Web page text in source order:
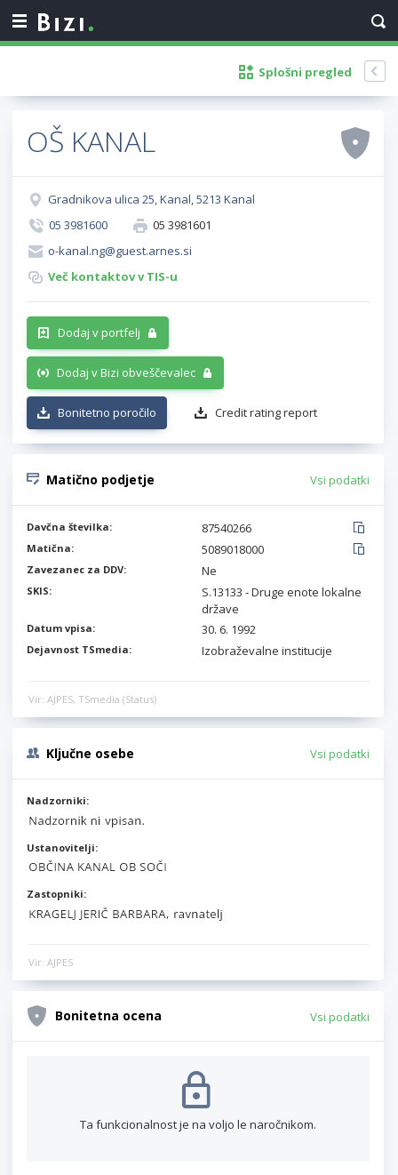
Splošni pregled
OŠ KANAL
Gradnikova ulica 25, Kanal, 5213 Kanal
05 3981600
05 3981601
o-kanal.ng@guest.arnes.si
Več kontaktov v TIS-u
Dodaj v portfelj
Dodaj v Bizi obveščevalec
Bonitetno poročilo Credit rating report
Matično podjetje Vsi podatki
Davčna številka: 87540266
Matična: 5089018000
Zavezanec za DDV: Ne
SKIS:
S.13133 - Druge enote lokalne
države
Datum vpisa: 30. 6. 1992
Dejavnost TSmedia: Izobraževalne institucije
Vir: AJPES, TSmedia (Status)
Ključne osebe Vsi podatki
Nadzorniki:
Ustanovitelji:
Zastopniki:
Vir: AJPES
Bonitetna ocena Vsi podatki
Ta funkcionalnost je na voljo le naročnikom.